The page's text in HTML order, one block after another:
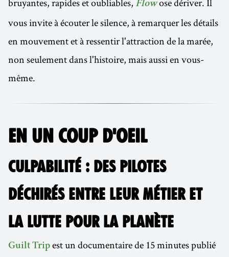
Flow
vous invite à écouter le silence, à remarquer les détails
en mouvement et à ressentir l'attraction de la marée,
non seulement dans l'histoire, mais aussi en vous-
même.
EN UN COUP D'OEIL
CULPABILITÉ : DES PILOTES
DÉCHIRÉS ENTRE LEUR MÉTIER ET
LA LUTTE POUR LA PLANÈTE
Guilt Trip est un documentaire de 15 minutes publié